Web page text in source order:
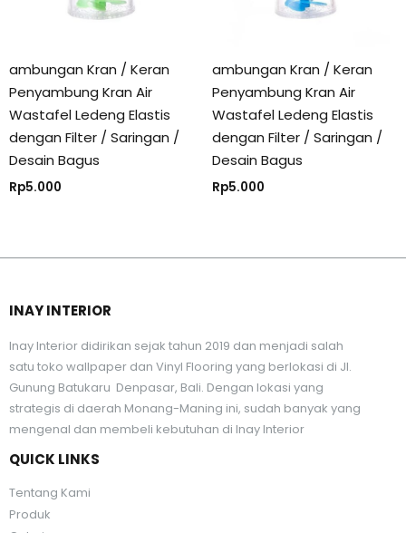
ambungan Kran / Keran
Penyambung Kran Air
Wastafel Ledeng Elastis
dengan Filter / Saringan /
Desain Bagus
Rp5.000
ambungan Kran / Keran
Penyambung Kran Air
Wastafel Ledeng Elastis
dengan Filter / Saringan /
Desain Bagus
Rp5.000
INAY INTERIOR
Inay Interior didirikan sejak tahun 2019 dan menjadi salah
satu toko wallpaper dan Vinyl Flooring yang berlokasi di Jl.
Gunung Batukaru Denpasar, Bali. Dengan lokasi yang
strategis di daerah Monang-Maning ini, sudah banyak yang
mengenal dan membeli kebutuhan di Inay Interior
QUICK LINKS
Tentang Kami
Produk